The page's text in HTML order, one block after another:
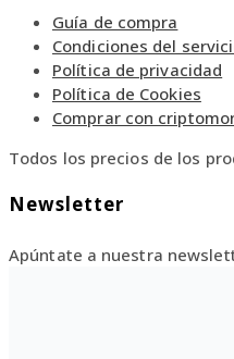
Guía de compra
Condiciones del
Política de privacidad
Política de Cookies
Comprar con
Todos los precios de los
Newsletter
Apúntate a nuestra